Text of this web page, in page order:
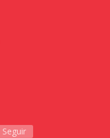
Seguir